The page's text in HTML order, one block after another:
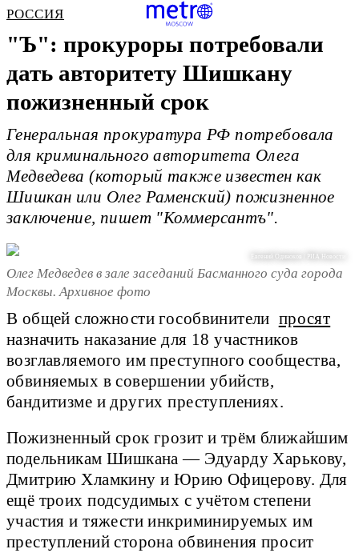
РОССИЯ
"Ъ": прокуроры потребовали
дать авторитету Шишкану
пожизненный срок
Генеральная прокуратура РФ потребовала
для криминального авторитета Олега
Медведева (который также известен как
Шишкан или Олег Раменский) пожизненное
заключение, пишет "Коммерсантъ".
Евгений Одиноков / РИА Новости
Олег Медведев в зале заседаний Басманного суда города
Москвы. Архивное фото
В общей сложности гособвинители просят
назначить наказание для 18 участников
возглавляемого им преступного сообщества,
обвиняемых в совершении убийств,
бандитизме и других преступлениях.
Пожизненный срок грозит и трём ближайшим
подельникам Шишкана — Эдуарду Харькову,
Дмитрию Хламкину и Юрию Офицерову. Для
ещё троих подсудимых с учётом степени
участия и тяжести инкриминируемых им
преступлений сторона обвинения просит